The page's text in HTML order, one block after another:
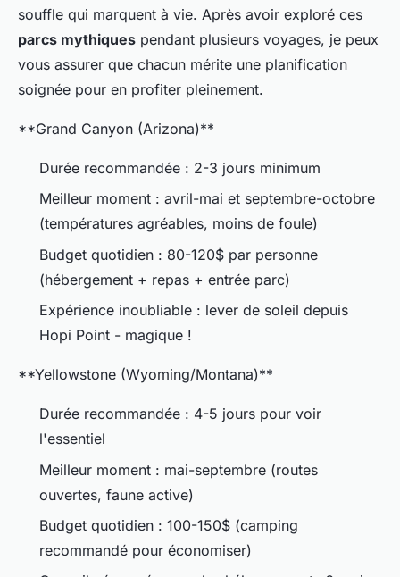
souffle qui marquent à vie. Après avoir exploré ces
parcs mythiques pendant plusieurs voyages, je peux
vous assurer que chacun mérite une planification
soignée pour en profiter pleinement.
**Grand Canyon (Arizona)**
Durée recommandée : 2-3 jours minimum
Meilleur moment : avril-mai et septembre-octobre
(températures agréables, moins de foule)
Budget quotidien : 80-120$ par personne
(hébergement + repas + entrée parc)
Expérience inoubliable : lever de soleil depuis
Hopi Point - magique !
**Yellowstone (Wyoming/Montana)**
Durée recommandée : 4-5 jours pour voir
l'essentiel
Meilleur moment : mai-septembre (routes
ouvertes, faune active)
Budget quotidien : 100-150$ (camping
recommandé pour économiser)